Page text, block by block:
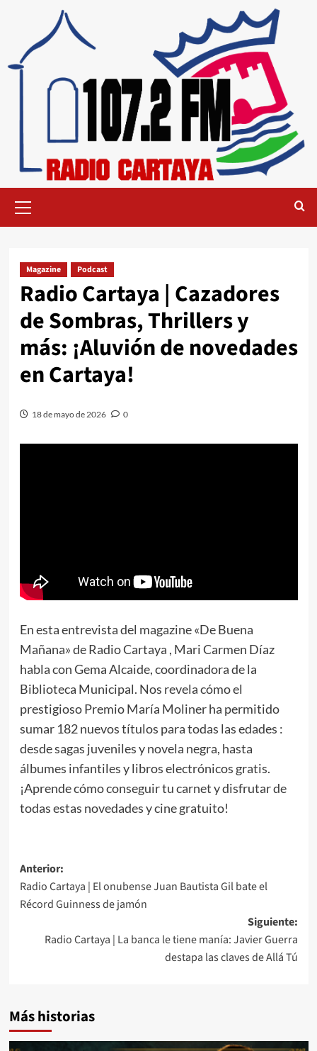
Magazine Podcast
Radio Cartaya | Cazadores
de Sombras, Thrillers y
más: ¡Aluvión de novedades
en Cartaya!
18 de mayo de 2026 0
En esta entrevista del magazine «De Buena
Mañana» de Radio Cartaya , Mari Carmen Díaz
habla con Gema Alcaide, coordinadora de la
Biblioteca Municipal. Nos revela cómo el
prestigioso Premio María Moliner ha permitido
sumar 182 nuevos títulos para todas las edades :
desde sagas juveniles y novela negra, hasta
álbumes infantiles y libros electrónicos gratis.
¡Aprende cómo conseguir tu carnet y disfrutar de
todas estas novedades y cine gratuito!
Anterior:
Radio Cartaya | El onubense Juan Bautista Gil bate el
Récord Guinness de jamón
Siguiente:
Radio Cartaya | La banca le tiene manía: Javier Guerra
destapa las claves de Allá Tú
Más historias